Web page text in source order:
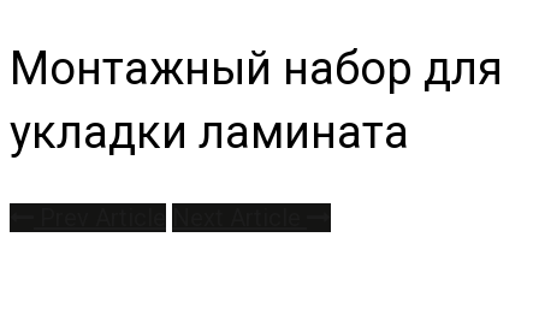
Монтажный набор для
укладки ламината